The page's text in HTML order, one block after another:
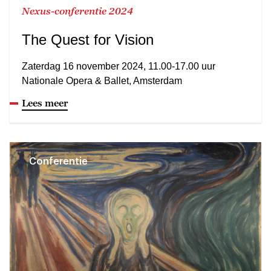
Nexus-conferentie 2024
The Quest for Vision
Zaterdag 16 november 2024, 11.00-17.00 uur
Nationale Opera & Ballet, Amsterdam
Lees meer
Conferentie